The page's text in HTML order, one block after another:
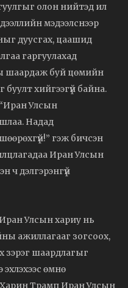
олон нийтэд ил
мэдээлснээр
дуусгах, цаашид
гаргуулахад
шаардаж буй цөмийн
хийгээгүй байна.
Улсын
Надад
гэж бичсэн
Иран Улсын
ч дэлгэрэнгүй
Улсын хариу нь
ажиллагааг зогсоох,
зэрэг шаардлагыг
эхлэхээс өмнө
Харин Трамп Иран Улсын